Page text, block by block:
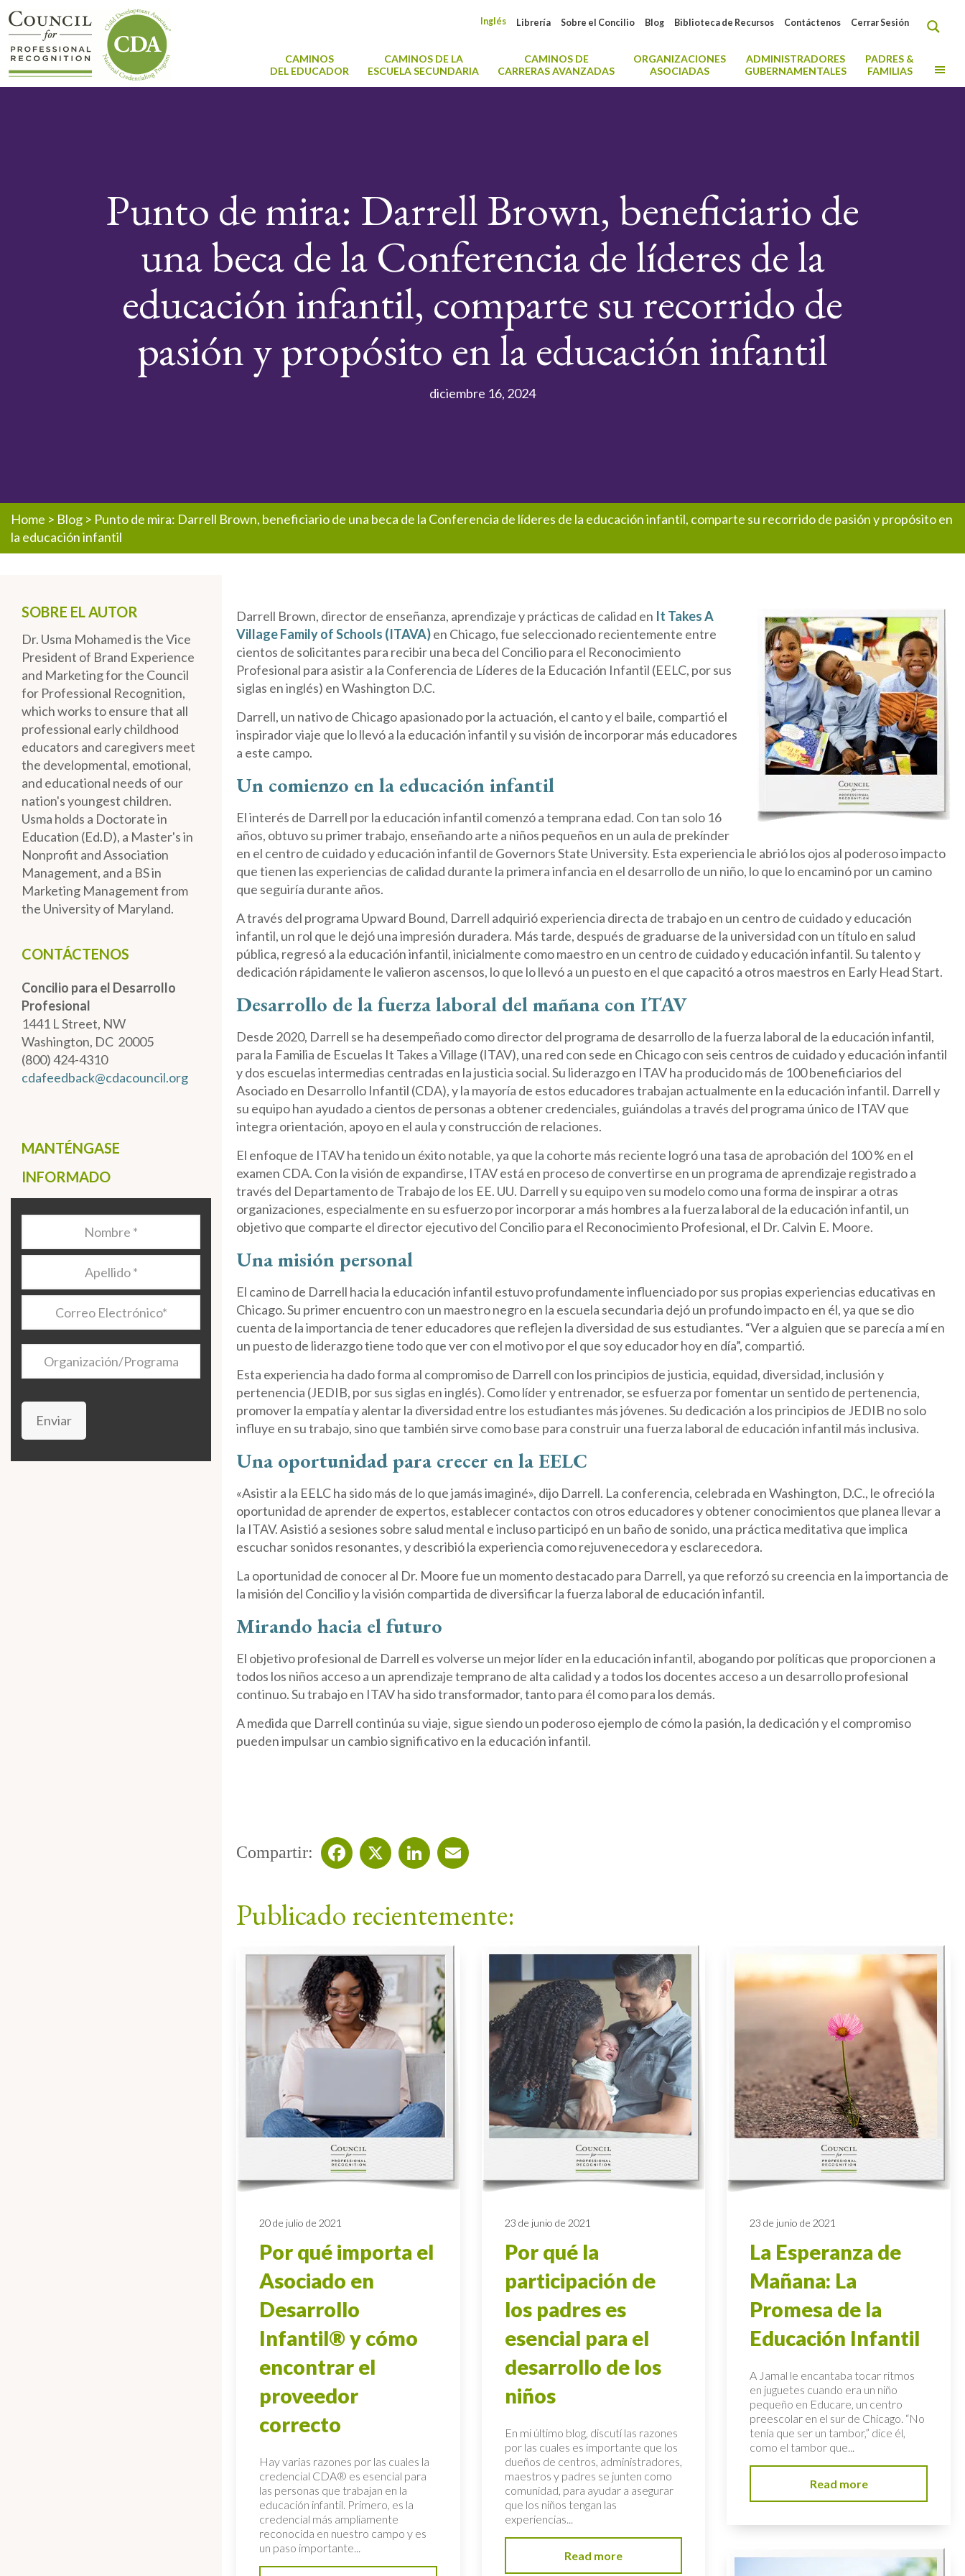
Cerrar Sesión
Contáctenos
Biblioteca de Recursos
Blog
Sobre el Concilio
Librería
Inglés
CAMINOS
DEL EDUCADOR
CAMINOS DE LA
ESCUELA SECUNDARIA
CAMINOS DE
CARRERAS AVANZADAS
ORGANIZACIONES
ASOCIADAS
ADMINISTRADORES
GUBERNAMENTALES
PADRES &
FAMILIAS
Punto de mira: Darrell Brown, beneficiario de
una beca de la Conferencia de líderes de la
educación infantil, comparte su recorrido de
pasión y propósito en la educación infantil
diciembre 16, 2024
Home > Blog > Punto de mira: Darrell Brown, beneficiario de una beca de la Conferencia de líderes de la educación infantil, comparte su recorrido de pasión y propósito en
la educación infantil
Darrell Brown, director de enseñanza, aprendizaje y prácticas de calidad en It Takes A
Village Family of Schools (ITAVA)en Chicago, fue seleccionado recientemente entre
cientos de solicitantes para recibir una beca del Concilio para el Reconocimiento
Profesional para asistir a la Conferencia de Líderes de la Educación Infantil (EELC, por sus
siglas en inglés) en Washington D.C.
Darrell, un nativo de Chicago apasionado por la actuación, el canto y el baile, compartió el
inspirador viaje que lo llevó a la educación infantil y su visión de incorporar más educadores
a este campo.
Un comienzo en la educación infantil
El interés de Darrell por la educación infantil comenzó a temprana edad. Con tan solo 16
años, obtuvo su primer trabajo, enseñando arte a niños pequeños en un aula de prekínder
en el centro de cuidado y educación infantil de Governors State University. Esta experiencia le abrió los ojos al poderoso impacto
que tienen las experiencias de calidad durante la primera infancia en el desarrollo de un niño, lo que lo encaminó por un camino
que seguiría durante años.
A través del programa Upward Bound, Darrell adquirió experiencia directa de trabajo en un centro de cuidado y educación
infantil, un rol que le dejó una impresión duradera. Más tarde, después de graduarse de la universidad con un título en salud
pública, regresó a la educación infantil, inicialmente como maestro en un centro de cuidado y educación infantil. Su talento y
dedicación rápidamente le valieron ascensos, lo que lo llevó a un puesto en el que capacitó a otros maestros en Early Head Start.
Desarrollo de la fuerza laboral del mañana con ITAV
Desde 2020, Darrell se ha desempeñado como director del programa de desarrollo de la fuerza laboral de la educación infantil,
para la Familia de Escuelas It Takes a Village (ITAV), una red con sede en Chicago con seis centros de cuidado y educación infantil
y dos escuelas intermedias centradas en la justicia social. Su liderazgo en ITAV ha producido más de 100 beneficiarios del
Asociado en Desarrollo Infantil (CDA), y la mayoría de estos educadores trabajan actualmente en la educación infantil. Darrell y
su equipo han ayudado a cientos de personas a obtener credenciales, guiándolas a través del programa único de ITAV que
integra orientación, apoyo en el aula y construcción de relaciones.
El enfoque de ITAV ha tenido un éxito notable, ya que la cohorte más reciente logró una tasa de aprobación del 100 % en el
examen CDA. Con la visión de expandirse, ITAV está en proceso de convertirse en un programa de aprendizaje registrado a
través del Departamento de Trabajo de los EE. UU. Darrell y su equipo ven su modelo como una forma de inspirar a otras
organizaciones, especialmente en su esfuerzo por incorporar a más hombres a la fuerza laboral de la educación infantil, un
objetivo que comparte el director ejecutivo del Concilio para el Reconocimiento Profesional, el Dr. Calvin E. Moore.
Una misión personal
El camino de Darrell hacia la educación infantil estuvo profundamente influenciado por sus propias experiencias educativas en
Chicago. Su primer encuentro con un maestro negro en la escuela secundaria dejó un profundo impacto en él, ya que se dio
cuenta de la importancia de tener educadores que reflejen la diversidad de sus estudiantes. “Ver a alguien que se parecía a mí en
un puesto de liderazgo tiene todo que ver con el motivo por el que soy educador hoy en día”, compartió.
Esta experiencia ha dado forma al compromiso de Darrell con los principios de justicia, equidad, diversidad, inclusión y
pertenencia (JEDIB, por sus siglas en inglés). Como líder y entrenador, se esfuerza por fomentar un sentido de pertenencia,
promover la empatía y alentar la diversidad entre los estudiantes más jóvenes. Su dedicación a los principios de JEDIB no solo
influye en su trabajo, sino que también sirve como base para construir una fuerza laboral de educación infantil más inclusiva.
Una oportunidad para crecer en la EELC
«Asistir a la EELC ha sido más de lo que jamás imaginé», dijo Darrell. La conferencia, celebrada en Washington, D.C., le ofreció la
oportunidad de aprender de expertos, establecer contactos con otros educadores y obtener conocimientos que planea llevar a
la ITAV. Asistió a sesiones sobre salud mental e incluso participó en un baño de sonido, una práctica meditativa que implica
escuchar sonidos resonantes, y describió la experiencia como rejuvenecedora y esclarecedora.
La oportunidad de conocer al Dr. Moore fue un momento destacado para Darrell, ya que reforzó su creencia en la importancia de
la misión del Concilio y la visión compartida de diversificar la fuerza laboral de educación infantil.
Mirando hacia el futuro
El objetivo profesional de Darrell es volverse un mejor líder en la educación infantil, abogando por políticas que proporcionen a
todos los niños acceso a un aprendizaje temprano de alta calidad y a todos los docentes acceso a un desarrollo profesional
continuo. Su trabajo en ITAV ha sido transformador, tanto para él como para los demás.
A medida que Darrell continúa su viaje, sigue siendo un poderoso ejemplo de cómo la pasión, la dedicación y el compromiso
pueden impulsar un cambio significativo en la educación infantil.
Compartir:
Publicado recientemente:
20 de julio de 2021
Por qué importa el
Asociado en
Desarrollo
Infantil® y cómo
encontrar el
proveedor
correcto
Hay varias razones por las cuales la
credencial CDA® es esencial para
las personas que trabajan en la
educación infantil. Primero, es la
credencial más ampliamente
reconocida en nuestro campo y es
un paso importante...
23 de junio de 2021
Por qué la
participación de
los padres es
esencial para el
desarrollo de los
niños
En mi último blog, discutí las razones
por las cuales es importante que los
dueños de centros, administradores,
maestros y padres se junten como
comunidad, para ayudar a asegurar
que los niños tengan las
experiencias...
Read more
23 de junio de 2021
La Esperanza de
Mañana: La
Promesa de la
Educación Infantil
A Jamal le encantaba tocar ritmos
en juguetes cuando era un niño
pequeño en Educare, un centro
preescolar en el sur de Chicago. “No
tenía que ser un tambor,” dice él,
como el tambor que...
Read more
SOBRE EL AUTOR
Dr. Usma Mohamed is the Vice
President of Brand Experience
and Marketing for the Council
for Professional Recognition,
which works to ensure that all
professional early childhood
educators and caregivers meet
the developmental, emotional,
and educational needs of our
nation's youngest children.
Usma holds a Doctorate in
Education (Ed.D), a Master's in
Nonprofit and Association
Management, and a BS in
Marketing Management from
the University of Maryland.
CONTÁCTENOS
Concilio para el Desarrollo
Profesional
1441 L Street, NW
Washington, DC 20005
(800) 424-4310
cdafeedback@cdacouncil.org
MANTÉNGASE
INFORMADO
Correo
Electrónico
*
Organización/Programa
Enviar